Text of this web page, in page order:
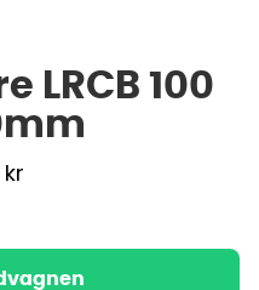
LRCB 100
kr